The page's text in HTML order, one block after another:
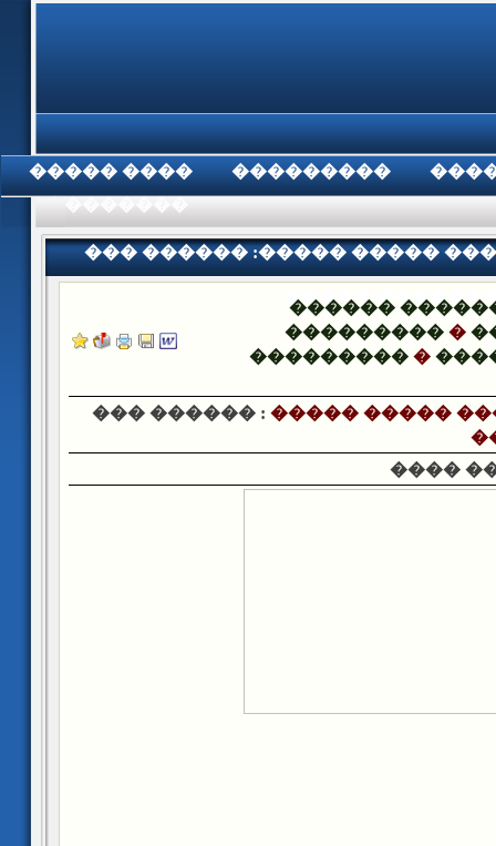
���� ����� ���������
��� ������ :����� �����
�����
������
����������
����������
��� ������ : ����� �����
����